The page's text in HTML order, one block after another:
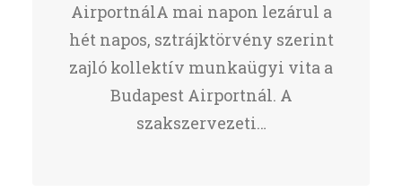
AirportnálA mai napon lezárul a
hét napos, sztrájktörvény szerint
zajló kollektív munkaügyi vita a
Budapest Airportnál. A
szakszervezeti…